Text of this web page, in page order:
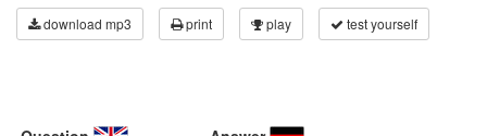
download mp3 print play test yourself